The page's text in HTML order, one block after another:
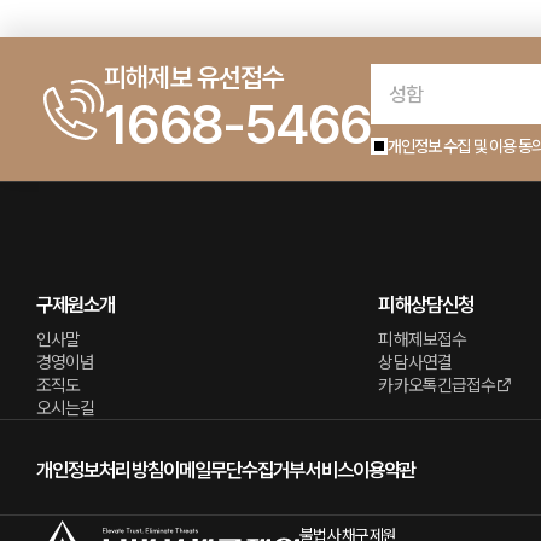
피해제보 유선접수
1668-5466 개인정보 수집 및 이용 동
구제원소개
인사말
경영이념
조직도
오시는길
피해상담신청
피해제보접수
상담사연결
카카오톡긴급접수
개인정보처리방침이메일무단수집거부서비스이용약관
불법사채구제원